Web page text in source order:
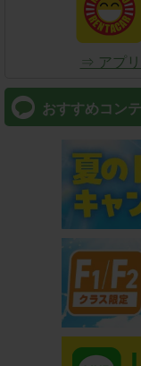
⇒ アプリ
おすすめコン